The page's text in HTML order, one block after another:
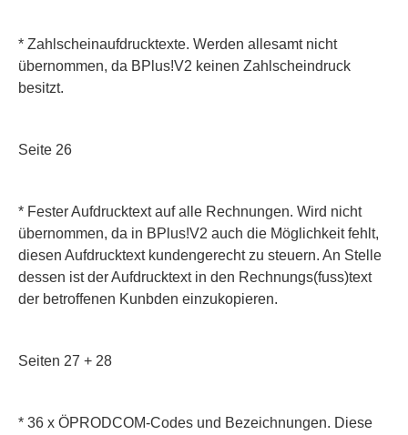
* Zahlscheinaufdrucktexte. Werden allesamt nicht
übernommen, da BPlus!V2 keinen Zahlscheindruck
besitzt.
Seite 26
* Fester Aufdrucktext auf alle Rechnungen. Wird nicht
übernommen, da in BPlus!V2 auch die Möglichkeit fehlt,
diesen Aufdrucktext kundengerecht zu steuern. An Stelle
dessen ist der Aufdrucktext in den Rechnungs(fuss)text
der betroffenen Kunbden einzukopieren.
Seiten 27 + 28
* 36 x ÖPRODCOM-Codes und Bezeichnungen. Diese